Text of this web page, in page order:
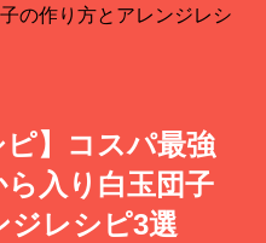
の作り方とアレンジレシ
ピ】コスパ最強
入り白玉団子
ジレシピ3選